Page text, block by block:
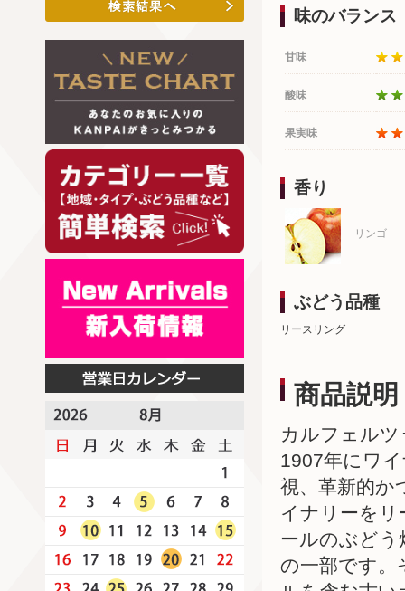
味のバランス
甘味
酸味
果実味
香り
リンゴ
ぶどう品種
リースリング
商品説明
カルフェル
1907年にワ
視、革新的か
イナリーを
ールのぶど
の一部です。